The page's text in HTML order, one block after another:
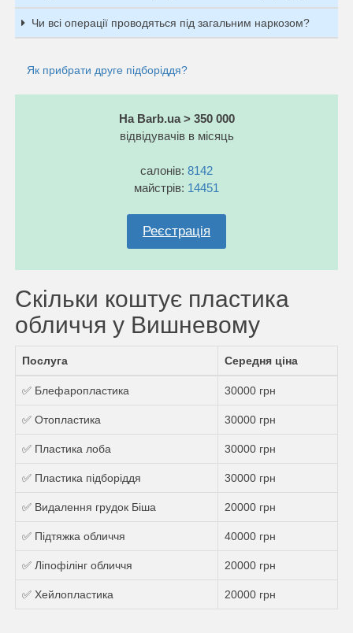
Чи всі операції проводяться під загальним наркозом?
Як прибрати друге підборіддя?
На Barb.ua > 350 000
відвідувачів в місяць
салонів: 8142
майстрів: 14451
Реєстрація
Скільки коштує пластика
обличчя у Вишневому
Послуга Середня ціна
✅ Блефаропластика 30000 грн
✅ Отопластика 30000 грн
✅ Пластика лоба 30000 грн
✅ Пластика підборіддя 30000 грн
✅ Видалення грудок Біша 20000 грн
✅ Підтяжка обличчя 40000 грн
✅ Ліпофілінг обличчя 20000 грн
✅ Хейлопластика 20000 грн